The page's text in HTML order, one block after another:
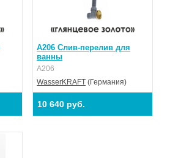
A206 Слив-перелив для
ванны
A206
WasserKRAFT (Германия)
10 640 руб.